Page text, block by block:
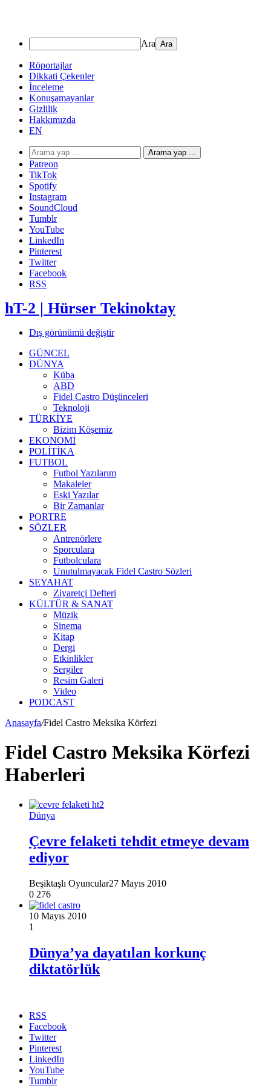
Ara
Röportajlar
Dikkati Çekenler
İnceleme
Konuşamayanlar
Gizlilik
Hakkımızda
EN
Arama yap ...
Patreon
TikTok
Spotify
Instagram
SoundCloud
Tumblr
YouTube
LinkedIn
Pinterest
Twitter
Facebook
RSS
hT-2 | Hürser Tekinoktay
Dış görünümü değiştir
GÜNCEL
DÜNYA
Küba
ABD
Fidel Castro Düşünceleri
Teknoloji
TÜRKİYE
Bizim Köşemiz
EKONOMİ
POLİTİKA
FUTBOL
Futbol Yazılarım
Makaleler
Eski Yazılar
Bir Zamanlar
PORTRE
SÖZLER
Antrenörlere
Sporculara
Futbolculara
Unutulmayacak Fidel Castro Sözleri
SEYAHAT
Ziyaretçi Defteri
KÜLTÜR & SANAT
Müzik
Sinema
Kitap
Dergi
Etkinlikler
Sergiler
Resim Galeri
Video
PODCAST
Anasayfa/Fidel Castro Meksika Körfezi
Fidel Castro Meksika Körfezi
Haberleri
Dünya
Çevre felaketi tehdit etmeye devam
ediyor
Beşiktaşlı Oyuncular27 Mayıs 2010
0 276
10 Mayıs 2010
1
Dünya’ya dayatılan korkunç
diktatörlük
RSS
Facebook
Twitter
Pinterest
LinkedIn
YouTube
Tumblr